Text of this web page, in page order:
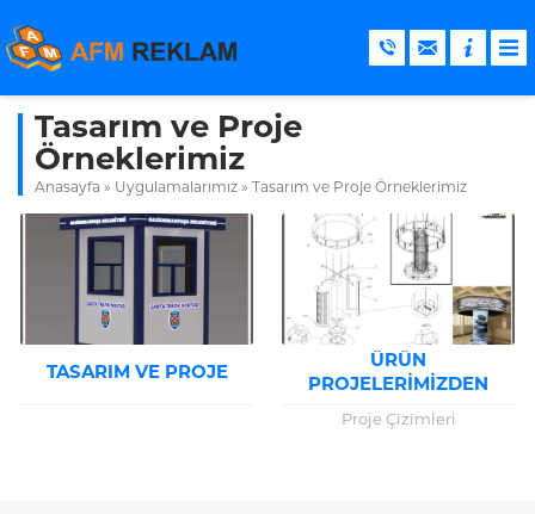
Tasarım ve Proje
Örneklerimiz
Anasayfa » Uygulamalarımız » Tasarım ve Proje Örneklerimiz
TASARIM VE PROJE
ÜRÜN
PROJELERIMIZDEN
BAZILARI
Proje Çizimleri